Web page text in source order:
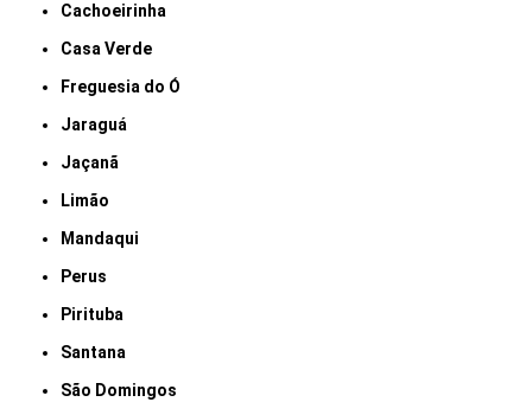
Cachoeirinha
Casa Verde
Freguesia do Ó
Jaraguá
Jaçanã
Limão
Mandaqui
Perus
Pirituba
Santana
São Domingos